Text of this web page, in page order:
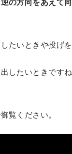
たいときや投げを
したいときです
覧ください。